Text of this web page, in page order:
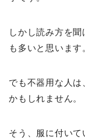
しかし読み方を
も多いと思います
でも不器用な人
かもしれません。
そう、服に付いて